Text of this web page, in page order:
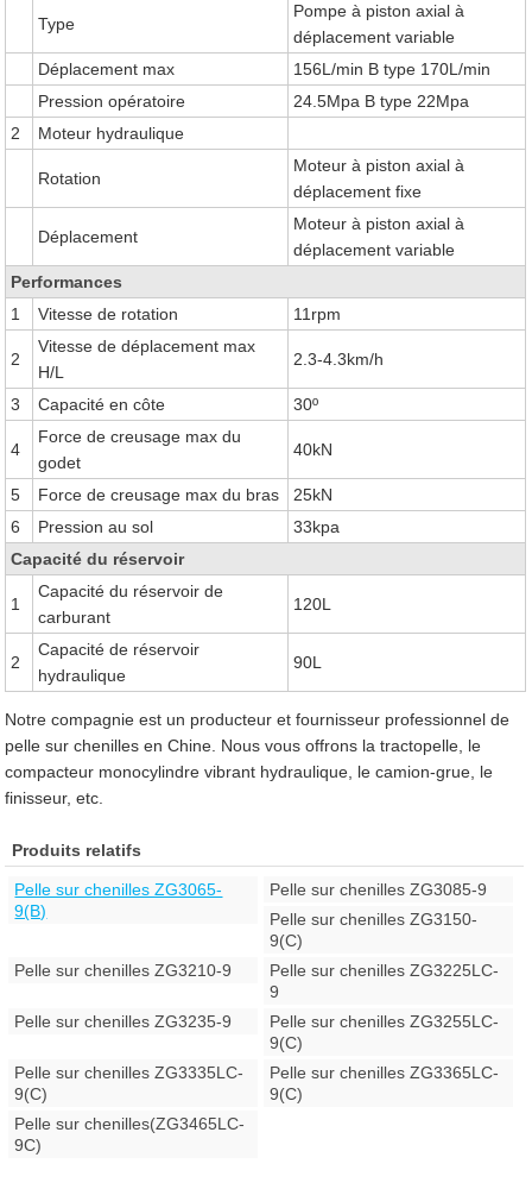
Type
Pompe à piston axial à
déplacement variable
Déplacement max
156L/min B type 170L/min
Pression opératoire
24.5Mpa B type 22Mpa
2
Moteur hydraulique
Rotation
Moteur à piston axial à
déplacement fixe
Déplacement
Moteur à piston axial à
déplacement variable
Performances
1
Vitesse de rotation 11rpm
2
Vitesse de déplacement max
H/L
2.3-4.3km/h
3 Capacité en côte 30º
4
Force de creusage max du
godet
40kN
5 Force de creusage max du bras
25kN
6
Pression au sol
33kpa
Capacité du réservoir
1
Capacité du réservoir de
carburant
120L
2
Capacité de réservoir
hydraulique
90L
Notre compagnie est un producteur et fournisseur professionnel de
pelle sur chenilles en Chine. Nous vous offrons la tractopelle, le
compacteur monocylindre vibrant hydraulique, le camion-grue, le
finisseur, etc.
Produits relatifs
Pelle sur chenilles ZG3065-
9(B)
Pelle sur chenilles ZG3085-9
Pelle sur chenilles ZG3150-
9(C)
Pelle sur chenilles ZG3210-9
Pelle sur chenilles ZG3225LC-
9
Pelle sur chenilles ZG3235-9
Pelle sur chenilles ZG3255LC-
9(C)
Pelle sur chenilles ZG3335LC-
9(C)
Pelle sur chenilles ZG3365LC-
9(C)
Pelle sur chenilles(ZG3465LC-
9C)